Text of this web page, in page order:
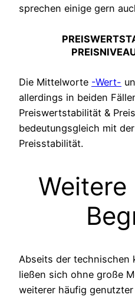
sprechen einige gern
Die Mittelworte -Wert-
allerdings in beiden
Preiswertstabilität &
bedeutungsgleich mit
Preisstabilität.
Abseits der technischen
ließen sich ohne große
weiterer häufig